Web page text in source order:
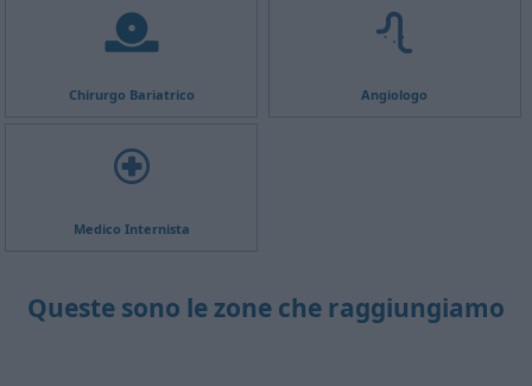
Chirurgo Bariatrico Angiologo
Medico Internista
Queste sono le zone che raggiungiamo